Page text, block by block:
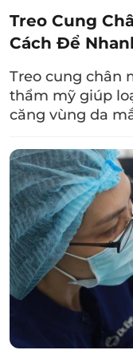
Chẳng hạn như
mí không đều –
truyền của chị
hiện tại là thời
khuyết điểm,
dựng lộ trình
Treo Cung
Cách Để
Treo cung chân
thẩm mỹ giúp
căng vùng da